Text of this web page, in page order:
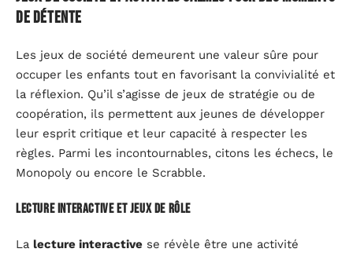
de détente
Les jeux de société demeurent une valeur sûre pour
occuper les enfants tout en favorisant la convivialité et
la réflexion. Qu’il s’agisse de jeux de stratégie ou de
coopération, ils permettent aux jeunes de développer
leur esprit critique et leur capacité à respecter les
règles. Parmi les incontournables, citons les échecs, le
Monopoly ou encore le Scrabble.
Lecture interactive et jeux de rôle
La lecture interactive se révèle être une activité